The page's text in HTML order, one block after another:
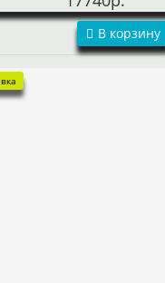
В корзину